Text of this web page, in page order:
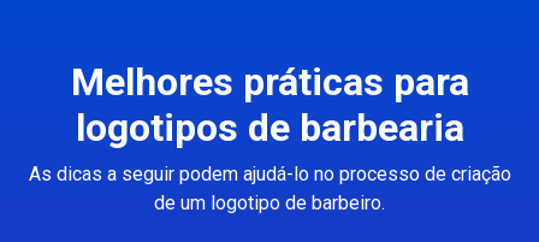
Melhores práticas para
logotipos de barbearia
As dicas a seguir podem ajudá-lo no processo de criação
de um logotipo de barbeiro.